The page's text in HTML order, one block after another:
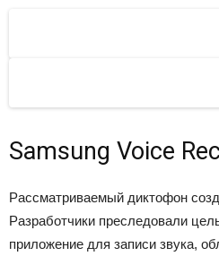
Samsung Voice
Рассматриваемый диктофон
Разработчики преследовали
приложение для записи звука,